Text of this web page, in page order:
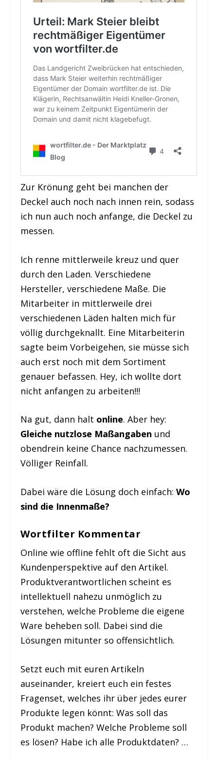
Zur Krönung geht bei manchen der
Deckel auch noch nach innen rein, sodass
ich nun auch noch anfange, die Deckel zu
messen.
Ich renne mittlerweile kreuz und quer
durch den Laden. Verschiedene
Hersteller, verschiedene Maße. Die
Mitarbeiter in mittlerweile drei
verschiedenen Läden halten mich für
völlig durchgeknallt. Eine Mitarbeiterin
sagte beim Vorbeigehen, sie müsse sich
auch erst noch mit dem Sortiment
genauer befassen. Hey, ich wollte dort
nicht anfangen zu arbeiten!!!
Na gut, dann halt online. Aber hey:
Gleiche nutzlose Maßangaben und
obendrein keine Chance nachzumessen.
Völliger Reinfall.
Dabei wäre die Lösung doch einfach:Wo
sind die Innenmaße?
Wortfilter Kommentar
Online wie offline fehlt oft die Sicht aus
Kundenperspektive auf den Artikel.
Produktverantwortlichen scheint es
intellektuell nahezu unmöglich zu
verstehen, welche Probleme die eigene
Ware beheben soll. Dabei sind die
Lösungen mitunter so offensichtlich.
Setzt euch mit euren Artikeln
auseinander, kreiert euch ein festes
Fragenset, welches ihr über jedes eurer
Produkte legen könnt: Was soll das
Produkt machen? Welche Probleme soll
es lösen? Habe ich alle Produktdaten? …